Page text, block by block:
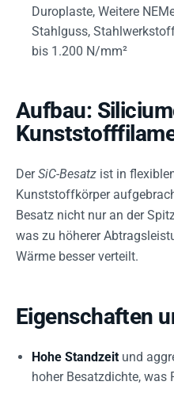
Duroplaste, Weitere
Stahlguss,
bis 1.200 N/mm²
Aufbau:
DerSiC-Besatz ist in
Kunststoffkörper
Besatz nicht nur an der
was zu höherer
Wärme besser verteilt.
Eigenschaften
Hohe Standzeit und
hoher Besatzdichte, was